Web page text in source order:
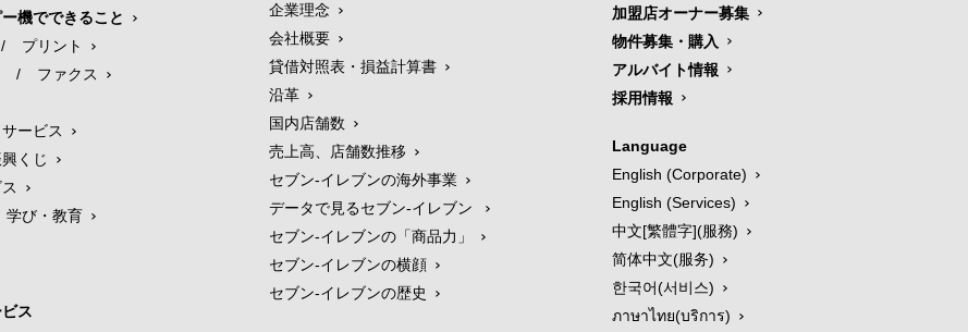
機でできること
/
プリント
/
ファクス
ービス
くじ
学び・教育
ス
企業理念
会社概要
貸借対照表・損益計算書
沿革
国内店舗数
売上高、店舗数推移
セブン‐イレブンの海外事業
データで見るセブン‐イレブン
セブン‐イレブンの「商品力」
セブン-イレブンの横顔
セブン-イレブンの歴史
加盟店オーナー募集
物件募集・購入
アルバイト情報
採用情報
Language
English (Corporate)
English (Services)
中文[繁體字](服務)
简体中文(服务)
한국어(서비스)
ภาษาไทย(บริการ)